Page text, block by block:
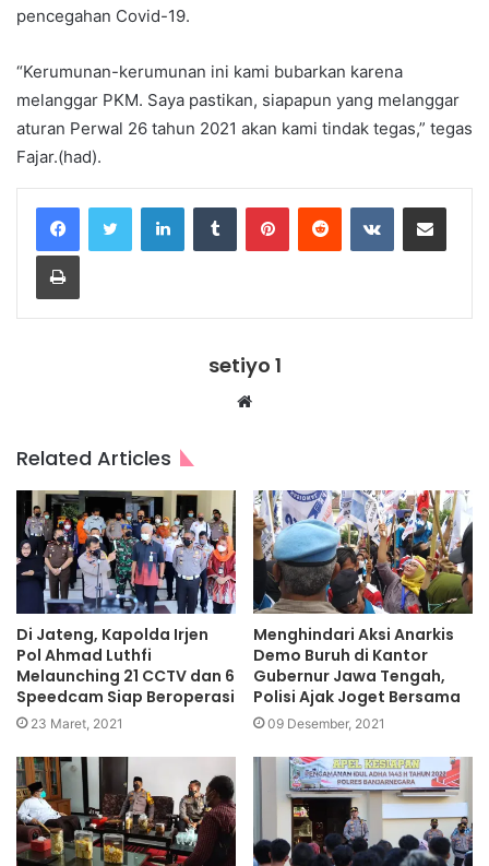
pencegahan Covid-19.
“Kerumunan-kerumunan ini kami bubarkan karena
melanggar PKM. Saya pastikan, siapapun yang melanggar
aturan Perwal 26 tahun 2021 akan kami tindak tegas,” tegas
Fajar.(had).
LinkedInTumblr PinterestReddit VKontakteShare via Email
Print
setiyo 1
Website
Related Articles
Di Jateng, Kapolda Irjen
Pol Ahmad Luthfi
Melaunching 21 CCTV dan 6
Speedcam Siap Beroperasi
23 Maret, 2021
Menghindari Aksi Anarkis
Demo Buruh di Kantor
Gubernur Jawa Tengah,
Polisi Ajak Joget Bersama
09 Desember, 2021